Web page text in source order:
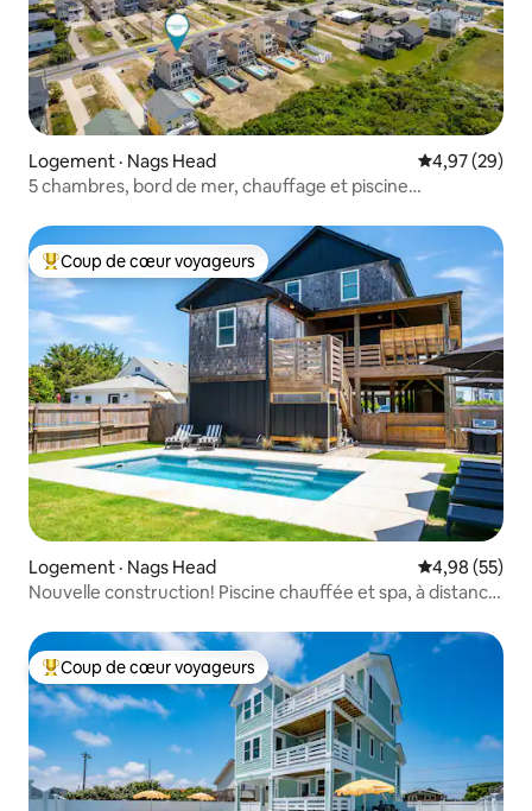
Logement · Nags Head Note
4,97 (29)
5 chambres, bord de mer, chauffage et piscine
Coup de cœur voyageurs parmi les plus aimés
Coup de cœur voyageurs
Logement · Nags Head Note
4,98 (55)
Nouvelle construction! Piscine chauffée et spa, à distance
Coup de cœur voyageurs parmi les plus aimés
Coup de cœur voyageurs